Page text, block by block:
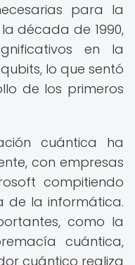
para la
década de 1990,
en la
lo que sentó
de los primeros
cuántica ha
con empresas
compitiendo
de la informática.
como la
cuántica,
cuántico realiza